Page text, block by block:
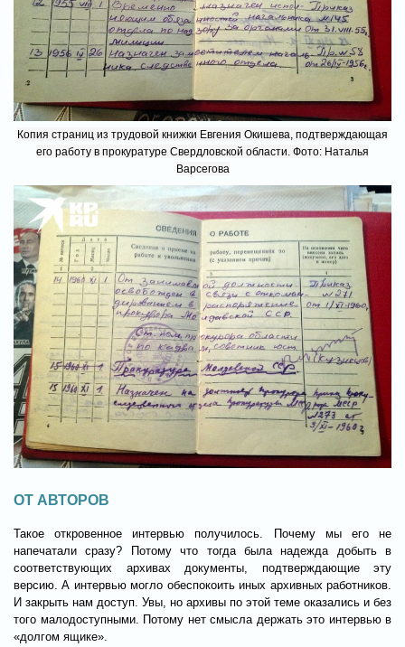
Копия страниц из трудовой книжки Евгения Окишева, подтверждающая
его работу в прокуратуре Свердловской области. Фото: Наталья
Варсегова
ОТ АВТОРОВ
Такое откровенное интервью получилось. Почему мы его не
напечатали сразу? Потому что тогда была надежда добыть в
соответствующих архивах документы, подтверждающие эту
версию. А интервью могло обеспокоить иных архивных работников.
И закрыть нам доступ. Увы, но архивы по этой теме оказались и без
того малодоступными. Потому нет смысла держать это интервью в
«долгом ящике».